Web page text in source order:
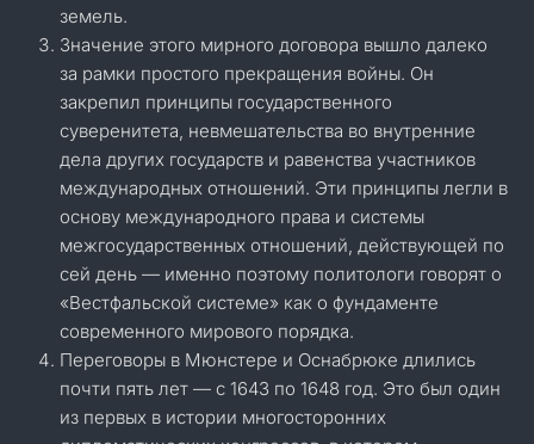
земель.
Значение этого мирного договора вышло далеко
за рамки простого прекращения войны. Он
закрепил принципы государственного
суверенитета, невмешательства во внутренние
дела других государств и равенства участников
международных отношений. Эти принципы легли в
основу международного права и системы
межгосударственных отношений, действующей по
сей день — именно поэтому политологи говорят о
«Вестфальской системе» как о фундаменте
современного мирового порядка.
Переговоры в Мюнстере и Оснабрюке длились
почти пять лет — с 1643 по 1648 год. Это был один
из первых в истории многосторонних